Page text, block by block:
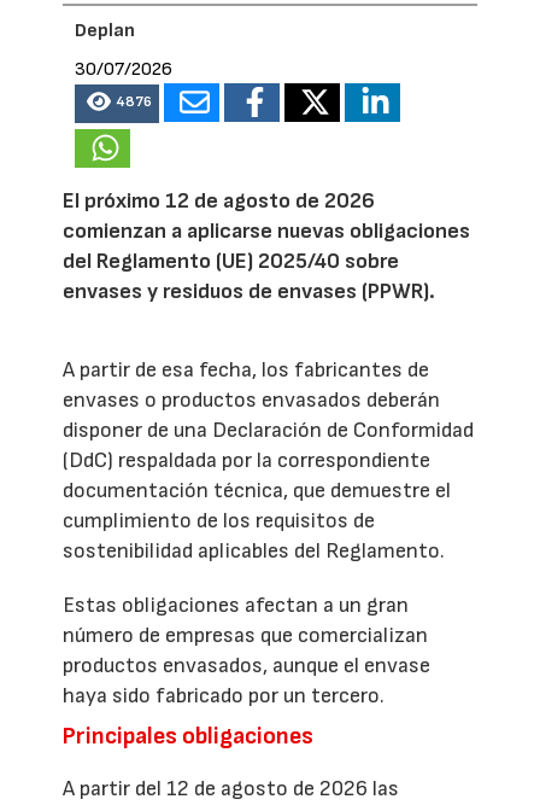
Deplan
30/07/2026
4876
El próximo 12 de agosto de 2026
comienzan a aplicarse nuevas obligaciones
del Reglamento (UE) 2025/40 sobre
envases y residuos de envases (PPWR).
A partir de esa fecha, los fabricantes de
envases o productos envasados deberán
disponer de una Declaración de Conformidad
(DdC) respaldada por la correspondiente
documentación técnica, que demuestre el
cumplimiento de los requisitos de
sostenibilidad aplicables del Reglamento.
Estas obligaciones afectan a un gran
número de empresas que comercializan
productos envasados, aunque el envase
haya sido fabricado por un tercero.
Principales obligaciones
A partir del 12 de agosto de 2026 las